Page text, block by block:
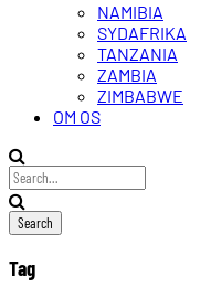
NAMIBIA
SYDAFRIKA
TANZANIA
ZAMBIA
ZIMBABWE
OM OS
Tag